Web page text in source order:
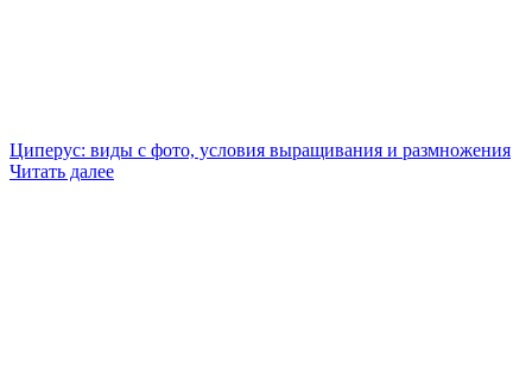
Циперус: виды с фото, условия выращивания и размножения
Читать далее